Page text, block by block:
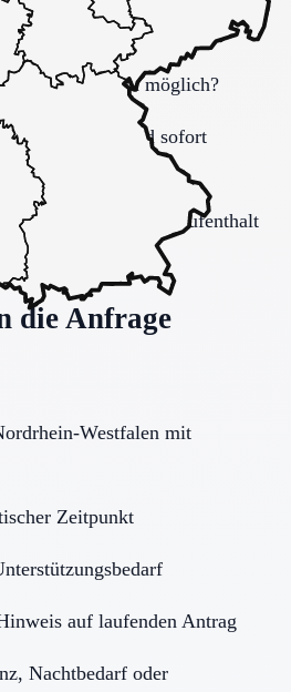
realistisch möglich?
sind sofort
dem befristeten Aufenthalt
die Anfrage
Westfalen mit
Zeitpunkt
auf laufenden Antrag
Nachtbedarf oder